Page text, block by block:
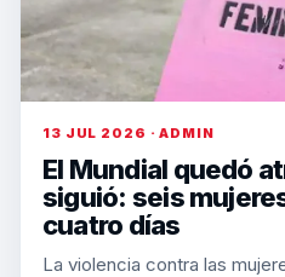
13 JUL 2026 · ADMIN
El Mundial quedó
siguió: seis
cuatro días
La violencia contra las